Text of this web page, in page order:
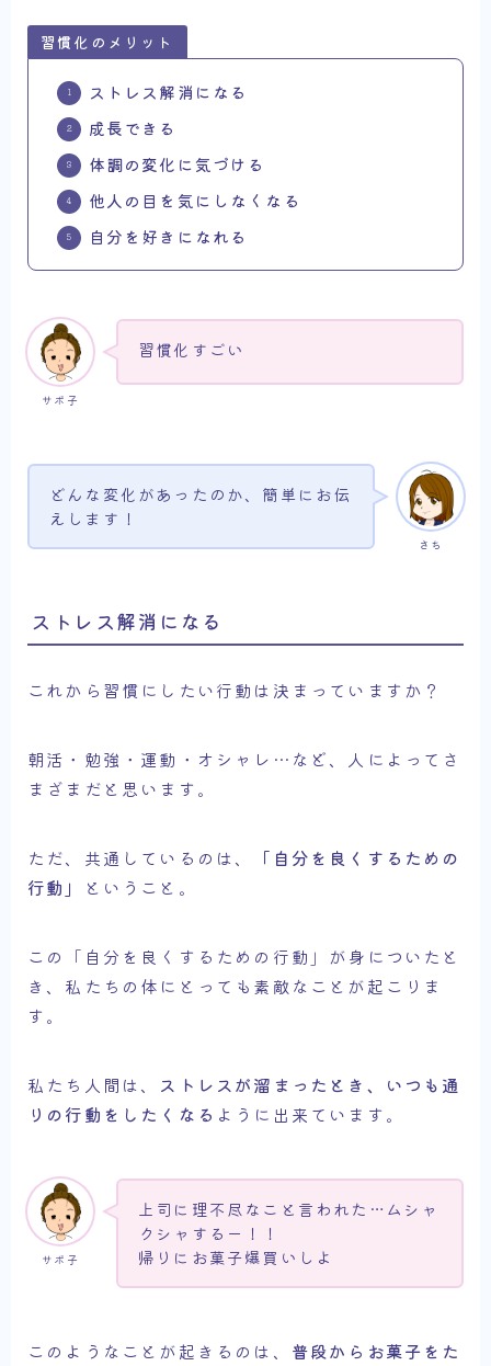
習慣化のメリット
ストレス解消になる
成長できる
体調の変化に気づける
他人の目を気にしなくなる
自分を好きになれる
サボ子
習慣化すごい
さち
どんな変化があったのか、簡単にお伝
えします！
ストレス解消になる
これから習慣にしたい行動は決まっていますか？
朝活・勉強・運動・オシャレ…など、人によってさ
まざまだと思います。
ただ、共通しているのは、
「自分を良くするための
行動」
ということ。
この「自分を良くするための行動」が身についたと
き、私たちの体にとっても素敵なことが起こりま
す。
私たち人間は、 ストレスが溜まったとき、いつも通
りの行動をしたくなる ように出来ています。
サボ子
上司に理不尽なこと言われた…ムシャ
クシャするー！！
帰りにお菓子爆買いしよ
このようなことが起きるのは、 普段からお菓子をた